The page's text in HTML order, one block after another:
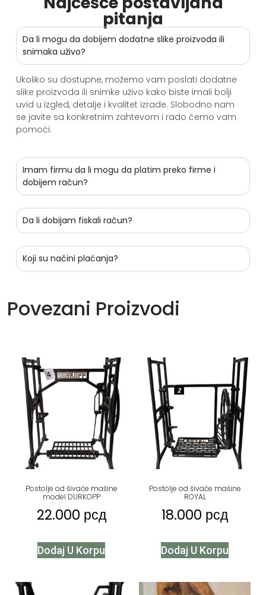
pitanja
Da li mogu da dobijem dodatne slike proizvoda ili
snimaka uživo?
Ukoliko su dostupne, možemo vam poslati dodatne
slike proizvoda ili snimke uživo kako biste imali bolji
uvid u izgled, detalje i kvalitet izrade. Slobodno nam
se javite sa konkretnim zahtevom i rado ćemo vam
pomoći.
Imam firmu da li mogu da platim preko firme i
dobijem račun?
Da li dobijam fiskali račun?
Koji su načini plaćanja?
Povezani Proizvodi
Postolje od šivaće mašine
model DURKOPP
22.000 рсд
Dodaj U Korpu
Postolje od šivaće mašine
ROYAL
18.000 рсд
Dodaj U Korpu